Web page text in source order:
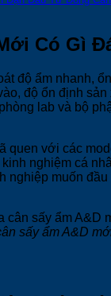
Có Gì
độ ẩm nhanh,
độ ổn định
lab và bộ
quen với các
nghiệm cá
nghiệp muốn
sấy ẩm A&D